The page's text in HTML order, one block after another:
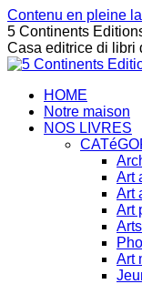
Contenu en pleine
5 Continents
Casa editrice di libri
HOME
Notre maison
NOS LIVRES
Art
Art
Art
Art